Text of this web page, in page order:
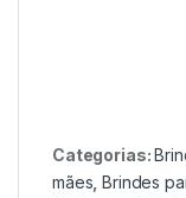
Categorias:
mães ,Brindes